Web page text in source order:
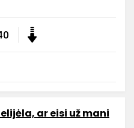
ar eisi už mani